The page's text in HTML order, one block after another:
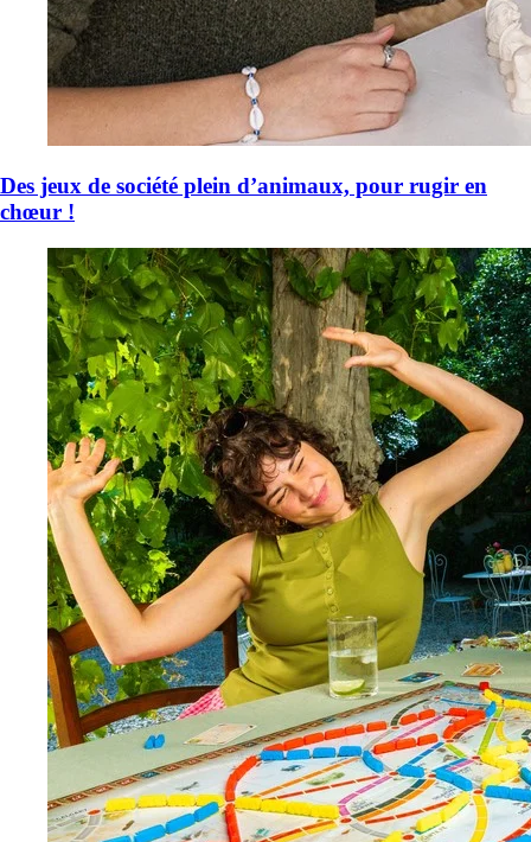
Des jeux de société plein d’animaux, pour rugir en
chœur !